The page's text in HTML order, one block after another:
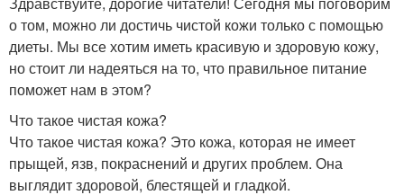
о том, можно ли достичь чистой кожи только с помощью
диеты. Мы все хотим иметь красивую и здоровую кожу,
но стоит ли надеяться на то, что правильное питание
поможет нам в этом?
Что такое чистая кожа?
Что такое чистая кожа? Это кожа, которая не имеет
прыщей, язв, покраснений и других проблем. Она
выглядит здоровой, блестящей и гладкой.